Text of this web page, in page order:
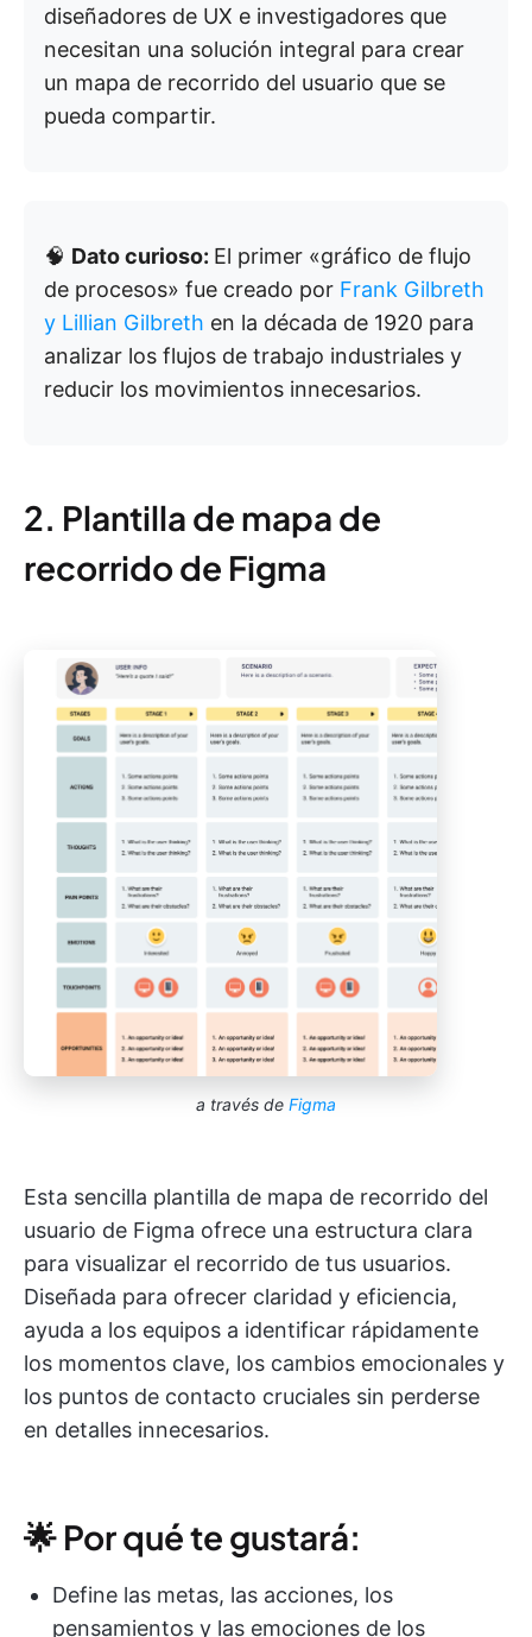
diseñadores de UX e investigadores que
necesitan una solución integral para crear
un mapa de recorrido del usuario que se
pueda compartir.
🧠 Dato curioso: El primer «gráfico de flujo
de procesos» fue creado por Frank Gilbreth
y Lillian Gilbreth en la década de 1920 para
analizar los flujos de trabajo industriales y
reducir los movimientos innecesarios.
2. Plantilla de mapa de
recorrido de Figma
a través de Figma
Esta sencilla plantilla de mapa de recorrido del
usuario de Figma ofrece una estructura clara
para visualizar el recorrido de tus usuarios.
Diseñada para ofrecer claridad y eficiencia,
ayuda a los equipos a identificar rápidamente
los momentos clave, los cambios emocionales y
los puntos de contacto cruciales sin perderse
en detalles innecesarios.
🌟 Por qué te gustará:
Define las metas, las acciones, los
pensamientos y las emociones de los